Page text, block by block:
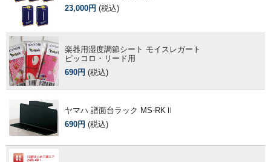
23,000円 (税込)
楽器用湿度調節シート モイスレガート
ピッコロ・リード用
690円 (税込)
ヤマハ 譜面台ラック MS-RKⅡ
690円 (税込)